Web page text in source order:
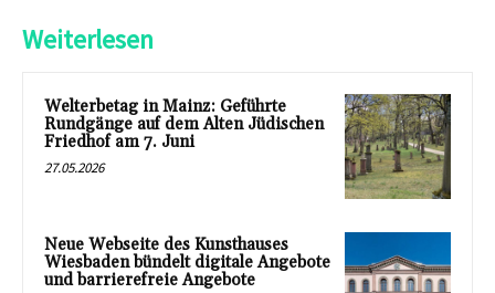
Weiterlesen
Welterbetag in Mainz: Geführte
Rundgänge auf dem Alten Jüdischen
Friedhof am 7. Juni
27.05.2026
Neue Webseite des Kunsthauses
Wiesbaden bündelt digitale Angebote
und barrierefreie Angebote